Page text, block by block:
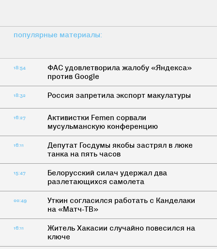
популярные материалы:
18:54
ФАС удовлетворила жалобу «Яндекса»
против Google
18:32 Россия запретила экспорт макулатуры
16:27
Активистки Femen сорвали
мусульманскую конференцию
16:11
Депутат Госдумы якобы застрял в люке
танка на пять часов
15:47
Белорусский силач удержал два
разлетающихся самолета
00:49
Уткин согласился работать с Канделаки
на «Матч-ТВ»
16:11
Житель Хакасии случайно повесился на
ключе